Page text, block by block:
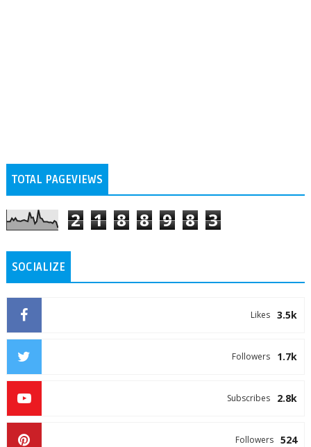
TOTAL PAGEVIEWS
2 1 8 8 9 8 3
SOCIALIZE
3.5k
Likes
1.7k
Followers
2.8k
Subscribes
524
Followers